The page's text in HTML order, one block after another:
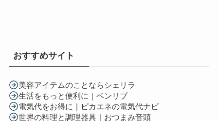
おすすめサイト
美容アイテムのことならシェリラ
生活をもっと便利に｜ベンリブ
電気代をお得に｜ピカエネの電気代ナビ
世界の料理と調理器具｜おつまみ音頭